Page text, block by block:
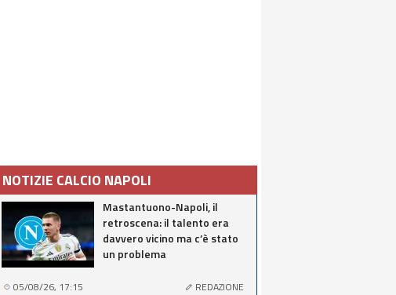
NOTIZIE CALCIO NAPOLI
Mastantuono-Napoli, il
retroscena: il talento era
davvero vicino ma c’è stato
un problema
05/08/26, 17:15 REDAZIONE